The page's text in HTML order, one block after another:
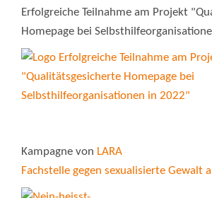
Erfolgreiche Teilnahme am Projekt
Homepage bei
Kampagne von LARA
Fachstelle gegen sexualisierte Gewalt